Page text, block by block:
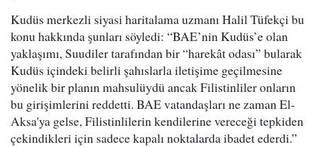
Kudüs merkezli siyasi haritalama uzmanı Halil Tüfekçi bu
konu hakkında şunları söyledi: “BAE’nin Kudüs’e olan
yaklaşımı, Suudiler tarafından bir “harekât odası” bularak
Kudüs içindeki belirli şahıslarla iletişime geçilmesine
yönelik bir planın mahsulüydü ancak Filistinliler onların
bu girişimlerini reddetti. BAE vatandaşları ne zaman El-
Aksa'ya gelse, Filistinlilerin kendilerine vereceği tepkiden
çekindikleri için sadece kapalı noktalarda ibadet ederdi.”